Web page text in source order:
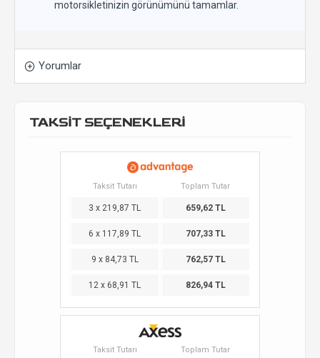
motorsikletinizin görünümünü tamamlar.
Yorumlar
TAKSİT SEÇENEKLERİ
Taksit Tutarı Toplam Tutar
3 x 219,87 TL 659,62 TL
6 x 117,89 TL 707,33 TL
9 x 84,73 TL 762,57 TL
12 x 68,91 TL 826,94 TL
Taksit Tutarı Toplam Tutar